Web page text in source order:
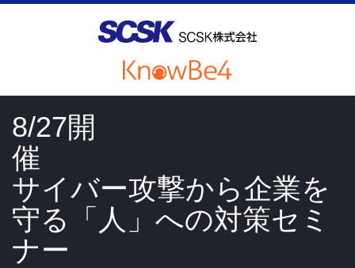
8/27開
サイバー攻撃から企業を
守る「人」への対策セミ
ナー